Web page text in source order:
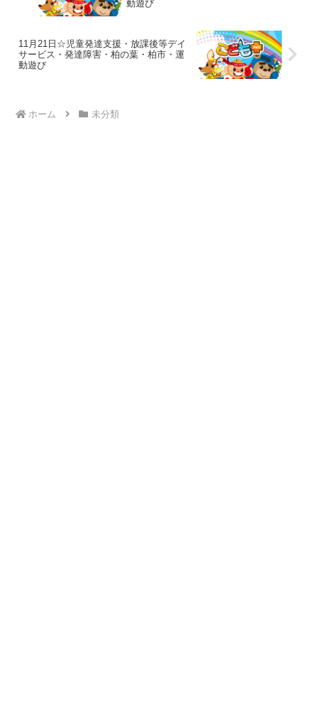
動遊び
11月21日☆児童発達支援・放課後等デイ
サービス・発達障害・柏の葉・柏市・運
動遊び
ホーム 未分類